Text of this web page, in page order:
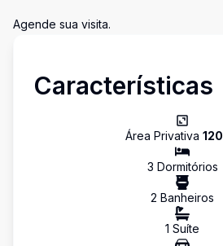
Agende sua visita.
Características
Área Privativa 120
3 Dormitórios
2 Banheiros
1 Suíte